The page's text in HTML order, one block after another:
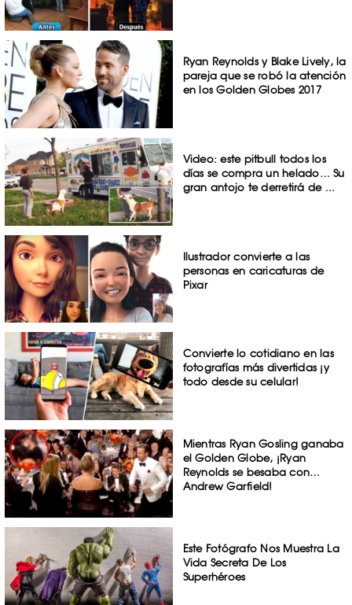
Ryan Reynolds y Blake Lively, la
pareja que se robó la atención
en los Golden Globes 2017
Video: este pitbull todos los
días se compra un helado… Su
gran antojo te derretirá de ...
Ilustrador convierte a las
personas en caricaturas de
Pixar
Convierte lo cotidiano en las
fotografías más divertidas ¡y
todo desde su celular!
Mientras Ryan Gosling ganaba
el Golden Globe, ¡Ryan
Reynolds se besaba con…
Andrew Garfield!
Este Fotógrafo Nos Muestra La
Vida Secreta De Los
Superhéroes